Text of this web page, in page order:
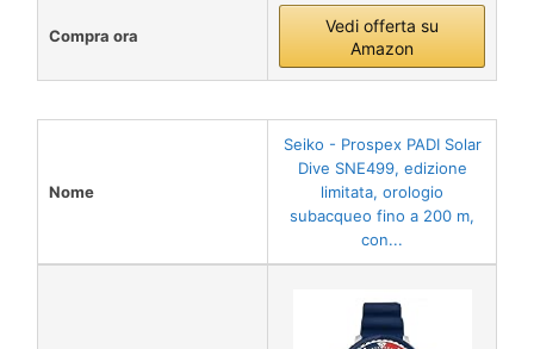
Compra ora
Vedi offerta su
Amazon
Nome
Seiko - Prospex PADI Solar
Dive SNE499, edizione
limitata, orologio
subacqueo fino a 200 m,
con...